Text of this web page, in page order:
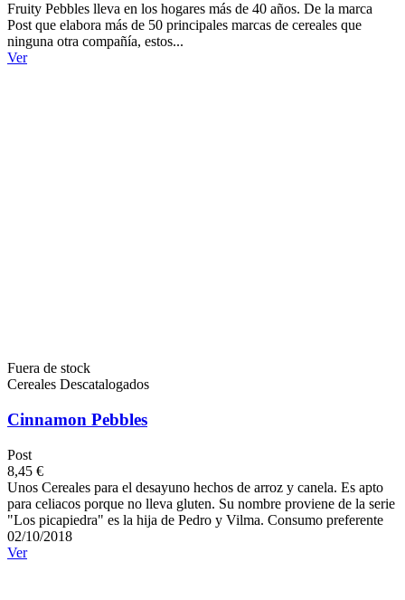
Fruity Pebbles lleva en los hogares más de 40 años. De la marca
Post que elabora más de 50 principales marcas de cereales que
ninguna otra compañía, estos...
Ver
Fuera de stock
Cereales Descatalogados
Cinnamon Pebbles
Post
8,45 €
Unos Cereales para el desayuno hechos de arroz y canela. Es apto
para celiacos porque no lleva gluten. Su nombre proviene de la serie
"Los picapiedra" es la hija de Pedro y Vilma. Consumo preferente
02/10/2018
Ver